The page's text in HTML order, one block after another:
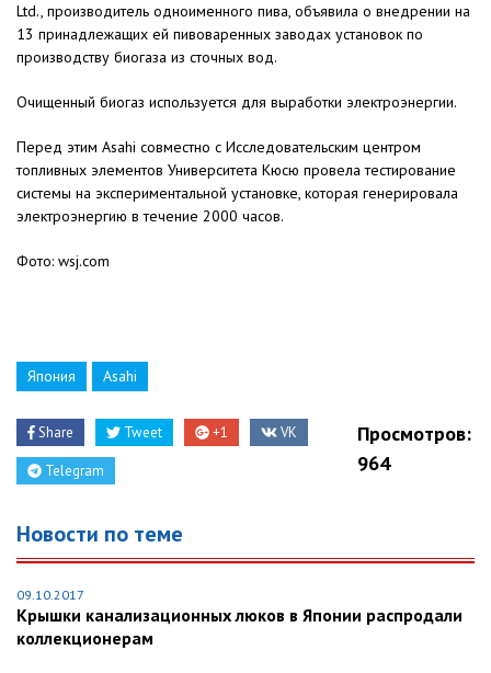
Ltd., производитель одноименного пива, объявила о внедрении на
13 принадлежащих ей пивоваренных заводах установок по
производству биогаза из сточных вод.
Очищенный биогаз используется для выработки электроэнергии.
Перед этим Asahi совместно с Исследовательским центром
топливных элементов Университета Кюсю провела тестирование
системы на экспериментальной установке, которая генерировала
электроэнергию в течение 2000 часов.
Фото: wsj.com
Япония Asahi
Share Tweet +1 VK
Telegram
Просмотров:
964
Новости по теме
09.10.2017
Крышки канализационных люков в Японии распродали
коллекционерам